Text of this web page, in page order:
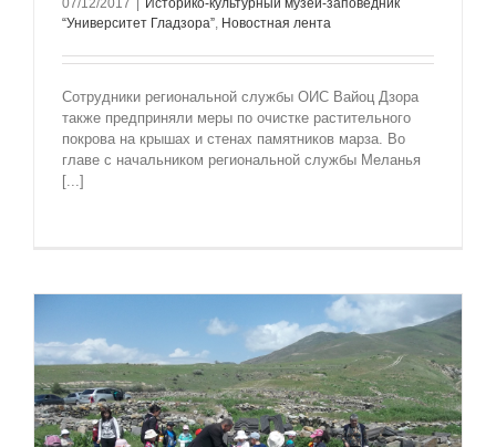
07/12/2017
Историко-культурный музей-заповедник
“Университет Гладзорa”, Новостная лента
Сотрудники региональной службы ОИС Вайоц Дзора
также предприняли меры по очистке растительного
покрова на крышах и стенах памятников марза. Во
главе с начальником региональной службы Меланья
[...]